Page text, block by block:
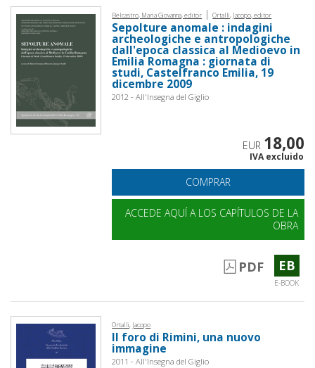
Belcastro, Maria Giovanna, editor | Ortalli, Jacopo, editor
Sepolture anomale : indagini
archeologiche e antropologiche
dall'epoca classica al Medioevo in
Emilia Romagna : giornata di
studi, Castelfranco Emilia, 19
dicembre 2009
2012 - All'Insegna del Giglio
EUR 18,00
IVA excluido
COMPRAR
ACCEDE AQUÍ A LOS CAPÍTULOS DE LA
OBRA
PDF EB
E-BOOK
Ortalli, Jacopo
Il foro di Rimini, una nuovo
immagine
2011 - All'Insegna del Giglio